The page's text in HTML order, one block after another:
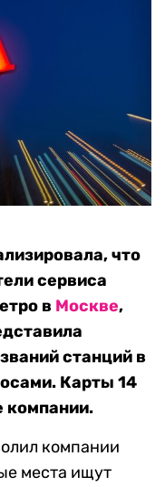
что
сервиса
в Москве,
станций в
Карты 14
компании.
компании
места ищут